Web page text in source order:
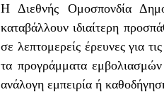
Η Διεθνής Ομοσπονδία
καταβάλλουν ιδιαίτερη
σε λεπτομερείς έρευνες για
τα προγράμματα
ανάλογη εμπειρία ή